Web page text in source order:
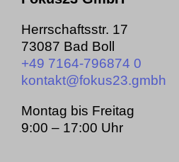
Herrschaftsstr. 17
73087 Bad Boll
+49 7164-796874 0
kontakt@­fokus23.gmbh
Montag bis Freitag
9:00 – 17:00 Uhr